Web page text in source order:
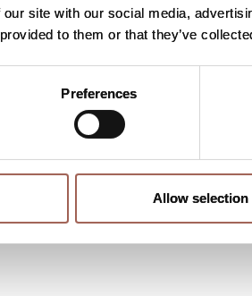
site with our social media,
to them or that they’ve
Preferences
Allow selection
니다. 림프종을 앓고 있으면 임
람은 림프종에 대한 이해를 높
합니까?